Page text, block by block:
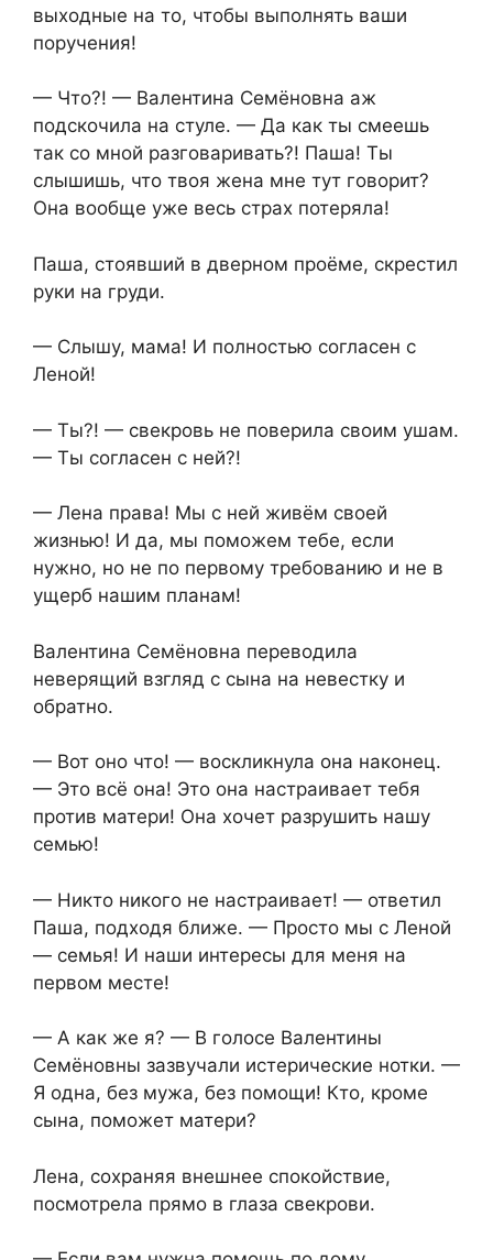
выходные на то, чтобы выполнять ваши
поручения!
— Что?! — Валентина Семёновна аж
подскочила на стуле. — Да как ты смеешь
так со мной разговаривать?! Паша! Ты
слышишь, что твоя жена мне тут говорит?
Она вообще уже весь страх потеряла!
Паша, стоявший в дверном проёме, скрестил
руки на груди.
— Слышу, мама! И полностью согласен с
Леной!
— Ты?! — свекровь не поверила своим ушам.
— Ты согласен с ней?!
— Лена права! Мы с ней живём своей
жизнью! И да, мы поможем тебе, если
нужно, но не по первому требованию и не в
ущерб нашим планам!
Валентина Семёновна переводила
неверящий взгляд с сына на невестку и
обратно.
— Вот оно что! — воскликнула она наконец.
— Это всё она! Это она настраивает тебя
против матери! Она хочет разрушить нашу
семью!
— Никто никого не настраивает! — ответил
Паша, подходя ближе. — Просто мы с Леной
— семья! И наши интересы для меня на
первом месте!
— А как же я? — В голосе Валентины
Семёновны зазвучали истерические нотки. —
Я одна, без мужа, без помощи! Кто, кроме
сына, поможет матери?
Лена, сохраняя внешнее спокойствие,
посмотрела прямо в глаза свекрови.